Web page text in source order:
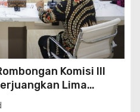
Komisi III
Lima